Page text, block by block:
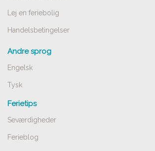
Lej en feriebolig
Handelsbetingelser
Andre sprog
Engelsk
Tysk
Ferietips
Seværdigheder
Ferieblog